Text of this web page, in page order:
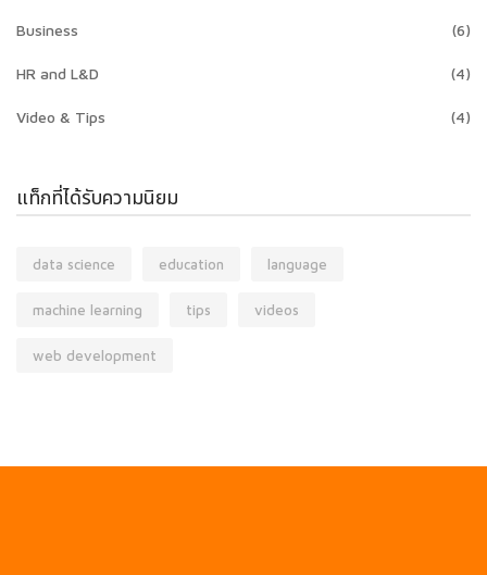
Business (6)
HR and L&D (4)
Video & Tips (4)
แท็กที่ได้รับความนิยม
data science education language
machine learning tips videos
web development